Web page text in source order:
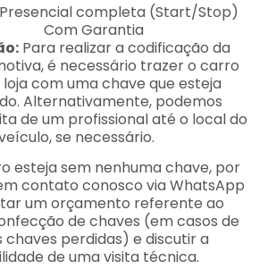
completa (Start/Stop)
Com Garantia
Para realizar a codificação da
é necessário trazer o carro
com uma chave que esteja
Alternativamente, podemos
de um profissional até o local do
se necessário.
esteja sem nenhuma chave, por
contato conosco via WhatsApp
um orçamento referente ao
de chaves (em casos de
chaves perdidas) e discutir a
de uma visita técnica.